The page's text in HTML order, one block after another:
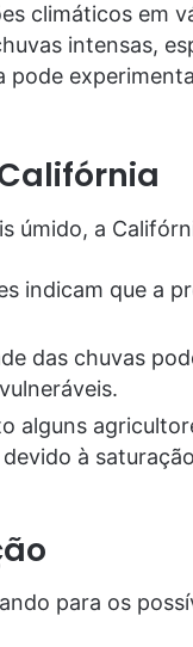
climáticos em
intensas,
pode
úmido, a
indicam que a
das chuvas
alguns
à
para os